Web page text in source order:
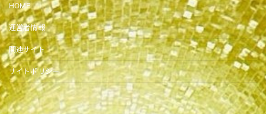
HOME
運営者情報
関連サイト
サイトポリシー